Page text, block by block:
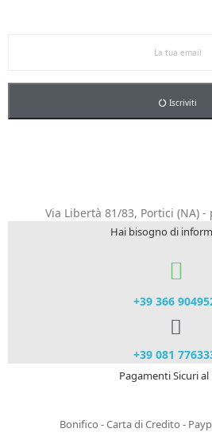
Iscriviti
Via Libertà 81/83, Portici (NA) -
Hai bisogno di
+39 366
+39 081
Pagamenti Sicuri al
Bonifico - Carta di Credito -